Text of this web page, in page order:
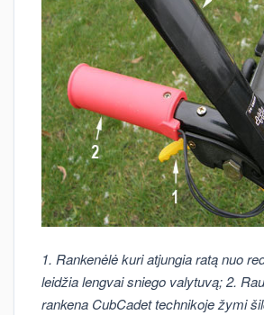
1. Rankenėlė kuri atjungia ratą nuo
leidžia lengvai sniego valytuvą; 2.
rankena CubCadet technikoje žymi